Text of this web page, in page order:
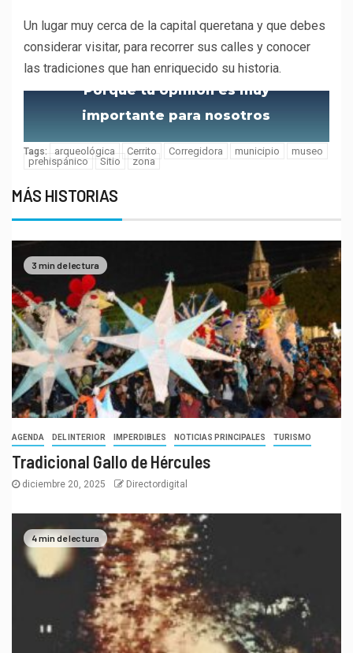
Un lugar muy cerca de la capital queretana y que debes
considerar visitar, para recorrer sus calles y conocer
las tradiciones que han enriquecido su historia.
Porque tu opinión es muy
importante para nosotros
Tags: arqueológica Cerrito Corregidora municipio
museo
prehispánico
Sitio zona
MÁS HISTORIAS
3 min de lectura
AGENDA DEL INTERIOR IMPERDIBLES NOTICIAS PRINCIPALES TURISMO
Tradicional Gallo de Hércules
diciembre 20, 2025 Directordigital
4 min de lectura